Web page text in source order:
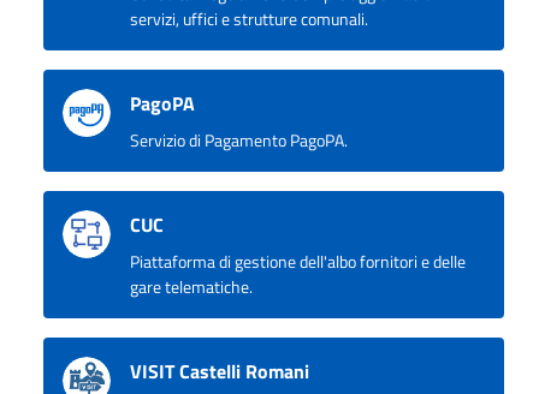
servizi, uffici e strutture comunali.
PagoPA
Servizio di Pagamento PagoPA.
CUC
Piattaforma di gestione dell'albo fornitori e delle
gare telematiche.
VISIT Castelli Romani